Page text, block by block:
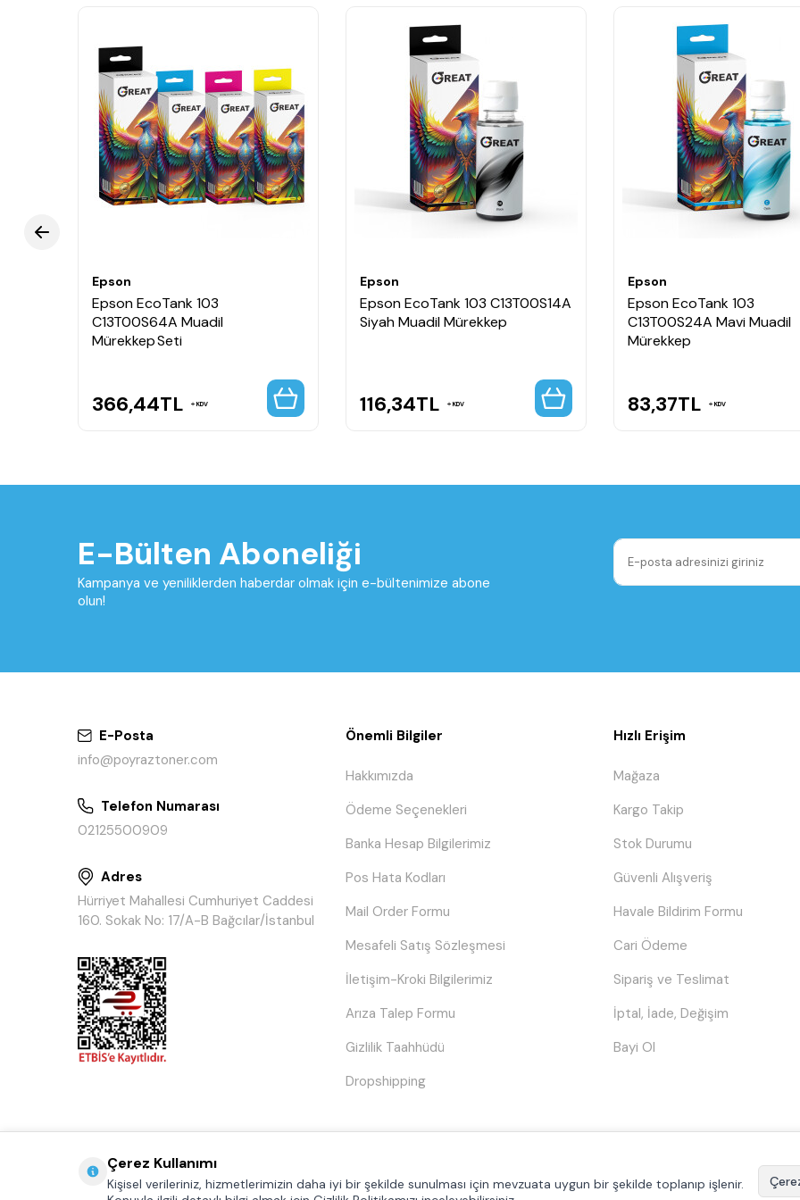
Diğer
Garanti: 24 Aylar servis merkezinde, 30.000 Sayfa
Baskı Kapasitesi
Siyah: 8.100 Sayfa
Renkli: 6.500 Sayfa
Menşei
Epson
Epson EcoTank 103
C13T00S64A Muadil
Mürekkep Seti
366,44TL KDV
Epson
Epson EcoTank 103 C13T00S14A
Siyah Muadil Mürekkep
116,34TL KDV
Epson
Epson EcoTank 103
C13T00S24A Mavi Muadil
Mürekkep
83,37TL KDV
E-Bülten Aboneliği
Kampanya ve yeniliklerden haberdar olmak için e-bültenimize abone
olun!
E-Posta
info@poyraztoner.com
Telefon Numarası
02125500909
Adres
Hürriyet Mahallesi Cumhuriyet Caddesi
160. Sokak No: 17/A-B Bağcılar/İstanbul
Önemli Bilgiler
Hakkımızda
Ödeme Seçenekleri
Banka Hesap Bilgilerimiz
Pos Hata Kodları
Mail Order Formu
Mesafeli Satış Sözleşmesi
İletişim-Kroki Bilgilerimiz
Arıza Talep Formu
Gizlilik Taahhüdü
Dropshipping
Hızlı Erişim
Mağaza
Kargo Takip
Stok Durumu
Güvenli Alışveriş
Havale Bildirim Formu
Cari Ödeme
Sipariş ve Teslimat
İptal, İade, Değişim
Bayi Ol
Çerez Kullanımı
Kişisel verileriniz, hizmetlerimizin daha iyi bir şekilde sunulması için mevzuata uygun bir şekilde toplanıp işlenir.